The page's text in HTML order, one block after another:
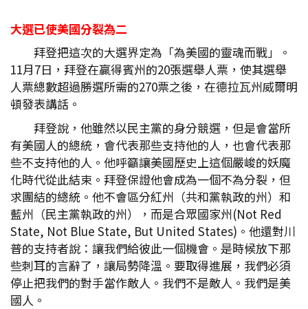
大選已使美國分裂為二
拜登把這次的大選界定為「為美國的靈魂而戰」。
11月7日，拜登在贏得賓州的20張選舉人票，使其選舉
人票總數超過勝選所需的270票之後，在德拉瓦州威爾明
頓發表講話。
拜登說，他雖然以民主黨的身分競選，但是會當所
有美國人的總統，會代表那些支持他的人，也會代表那
些不支持他的人。他呼籲讓美國歷史上這個嚴峻的妖魔
化時代從此結束。拜登保證他會成為一個不為分裂，但
求團結的總統。他不會區分紅州（共和黨執政的州）和
藍州（民主黨執政的州），而是合眾國家州(Not Red
State, Not Blue State, But United States)。他還對川
普的支持者說：讓我們給彼此一個機會。是時候放下那
些刺耳的言辭了，讓局勢降溫。要取得進展，我們必須
停止把我們的對手當作敵人。我們不是敵人。我們是美
國人。